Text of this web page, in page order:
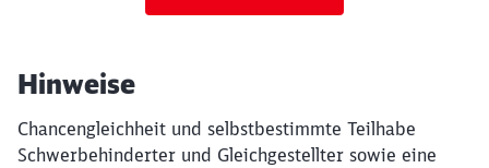
Hinweise
Chancengleichheit und selbstbestimmte Teilhabe
Schwerbehinderter und Gleichgestellter sowie eine